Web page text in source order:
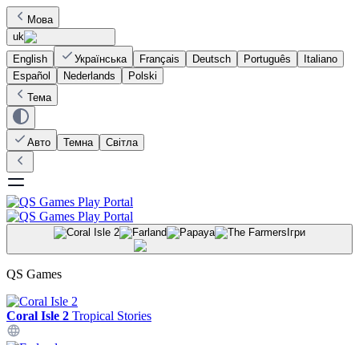
Мова
uk
English
Українська Français Deutsch Português
Italiano
Español
Nederlands
Polski
Тема
Авто Темна Світла
Ігри
QS Games
Coral Isle 2 Tropical Stories